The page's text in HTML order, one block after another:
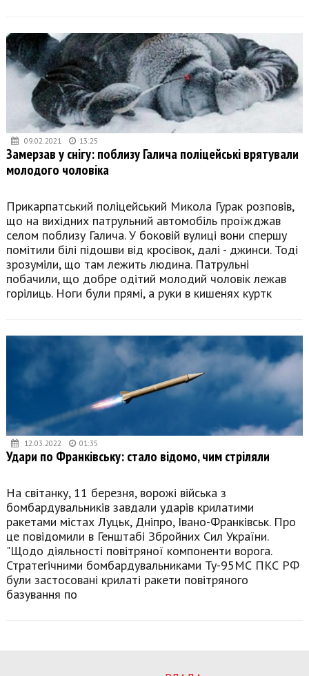
09.02.2021 13:25
Замерзав у снігу: поблизу Галича поліцейські врятували
молодого чоловіка
Прикарпатський поліцейський Микола Гурак розповів,
що на вихідних патрульний автомобіль проїжджав
селом поблизу Галича. У боковій вулиці вони спершу
помітили білі підошви від кросівок, далі - джинси. Тоді
зрозуміли, що там лежить людина. Патрульні
побачили, що добре одітий молодий чоловік лежав
горілиць. Ноги були прямі, а руки в кишенях куртк
12.03.2022 01:35
Удари по Франківську: стало відомо, чим стріляли
На світанку, 11 березня, ворожі війська з
бомбардувальників завдали ударів крилатими
ракетами містах Луцьк, Дніпро, Івано-Франківськ. Про
це повідомили в Генштабі Збройних Сил України.
"Щодо діяльності повітряної компоненти ворога.
Стратегічними бомбардувальниками Ту-95МС ПКС РФ
були застосовані крилаті ракети повітряного
базування по